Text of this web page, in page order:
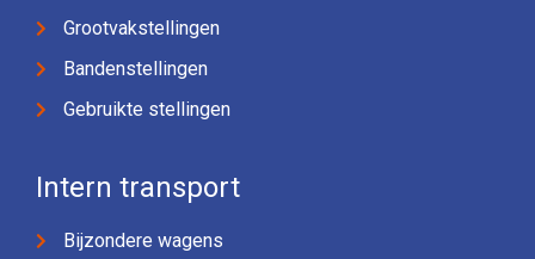
Grootvakstellingen
Bandenstellingen
Gebruikte stellingen
Intern transport
Bijzondere wagens